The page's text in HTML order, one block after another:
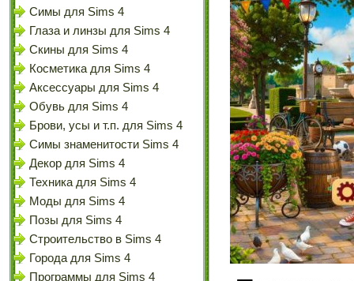
Симы для Sims 4
Глаза и линзы для Sims 4
Скины для Sims 4
Косметика для Sims 4
Аксессуары для Sims 4
Обувь для Sims 4
Брови, усы и т.п. для Sims 4
Симы знаменитости Sims 4
Декор для Sims 4
Техника для Sims 4
Моды для Sims 4
Позы для Sims 4
Строительство в Sims 4
Города для Sims 4
Программы для Sims 4